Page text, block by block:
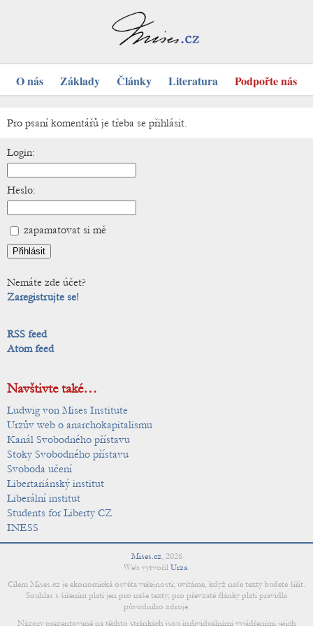
O nás Základy Články Literatura Podpořte nás
Pro psaní komentářů je třeba se přihlásit.
Login:
Heslo:
zapamatovat si mě
Nemáte zde účet?
Zaregistrujte se!
RSS feed
Atom feed
Navštivte také…
Ludwig von Mises Institute
Urzův web o anarchokapitalismu
Kanál Svobodného přístavu
Stoky Svobodného přístavu
Svoboda učení
Libertariánský institut
Liberální institut
Students for Liberty CZ
INESS
Mises.cz, 2026
Web vytvořil Urza.
Cílem Mises.cz je ekonomická osvěta veřejnosti; uvítáme, když naše texty budete šířit.
Souhlas s šířením platí jen pro naše texty; pro převzaté články platí pravidla
původního zdroje.
Názory prezentované na těchto stránkách jsou individuálními vyjádřeními jejich